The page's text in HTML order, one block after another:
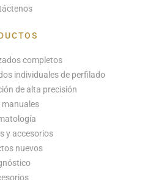
completos
individuales de perfilado
de alta precisión
manuales
y accesorios
nuevos